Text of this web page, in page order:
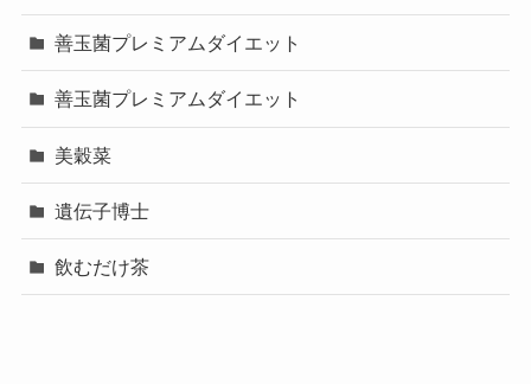
善玉菌プレミアムダイエット
善玉菌プレミアムダイエット
美穀菜
遺伝子博士
飲むだけ茶